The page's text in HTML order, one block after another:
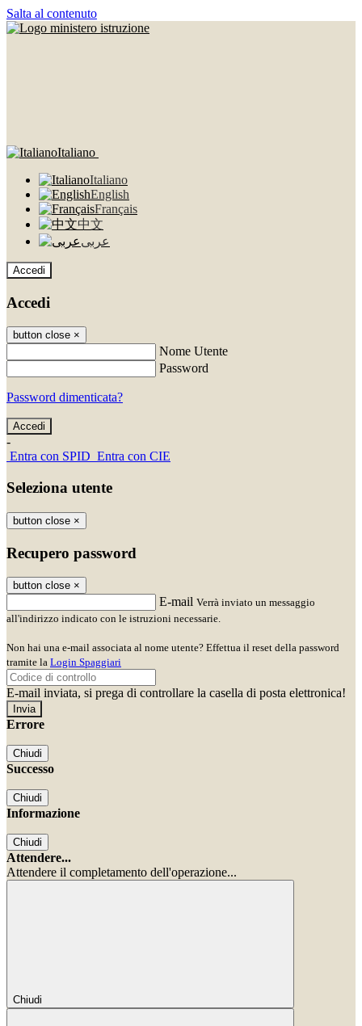
Salta al contenuto
Italiano
Italiano
English
Français
中文
عربى
Accedi
Accedi
button close ×
Nome Utente
Password
Password dimenticata?
-
Entra con SPID Entra con CIE
Seleziona utente
button close ×
Recupero password
button close ×
E-mail Verrà inviato un messaggio
all'indirizzo indicato con le istruzioni necessarie.
Non hai una e-mail associata al nome utente? Effettua il reset della password
tramite la Login Spaggiari
E-mail inviata, si prega di controllare la casella di posta elettronica!
Errore
Chiudi
Successo
Chiudi
Informazione
Chiudi
Attendere...
Attendere il completamento dell'operazione...
Chiudi